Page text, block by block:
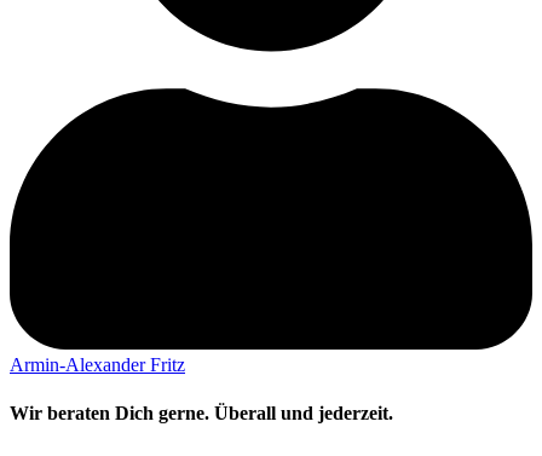
Armin-Alexander Fritz
Wir beraten Dich gerne. Überall und jederzeit.